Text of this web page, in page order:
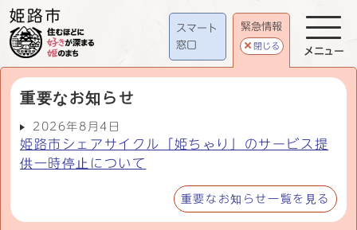
スマート
窓口
緊急情報
閉じる
重要なお知らせ
2026年8月4日
姫路市シェアサイクル「姫ちゃり」のサービス提
供一時停止について
重要なお知らせ一覧を見る
メニュー